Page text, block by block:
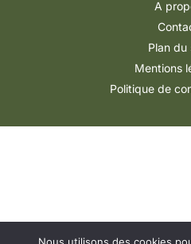
A
Plan du
Mentions
Politique de